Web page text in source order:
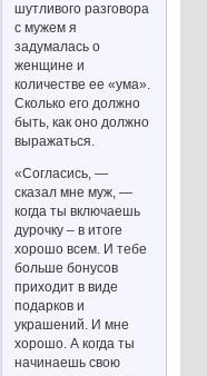
шутливого разговора
с мужем я
задумалась о
женщине и
количестве ее «ума».
Сколько его должно
быть, как оно должно
выражаться.
«Согласись, —
сказал мне муж, —
когда ты включаешь
дурочку – в итоге
хорошо всем. И тебе
больше бонусов
приходит в виде
подарков и
украшений. И мне
хорошо. А когда ты
начинаешь свою